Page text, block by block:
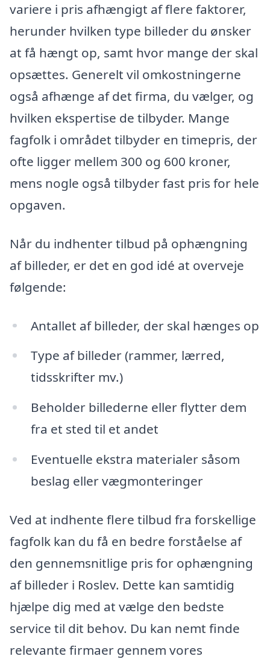
variere i pris afhængigt af flere faktorer,
herunder hvilken type billeder du ønsker
at få hængt op, samt hvor mange der skal
opsættes. Generelt vil omkostningerne
også afhænge af det firma, du vælger, og
hvilken ekspertise de tilbyder. Mange
fagfolk i området tilbyder en timepris, der
ofte ligger mellem 300 og 600 kroner,
mens nogle også tilbyder fast pris for hele
opgaven.
Når du indhenter tilbud på ophængning
af billeder, er det en god idé at overveje
følgende:
Antallet af billeder, der skal hænges op
Type af billeder (rammer, lærred,
tidsskrifter mv.)
Beholder billederne eller flytter dem
fra et sted til et andet
Eventuelle ekstra materialer såsom
beslag eller vægmonteringer
Ved at indhente flere tilbud fra forskellige
fagfolk kan du få en bedre forståelse af
den gennemsnitlige pris for ophængning
af billeder i Roslev. Dette kan samtidig
hjælpe dig med at vælge den bedste
service til dit behov. Du kan nemt finde
relevante firmaer gennem vores